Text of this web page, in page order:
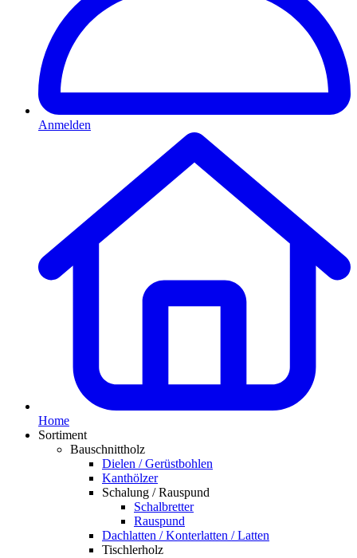
Anmelden
Home
Sortiment
Bauschnittholz
Dielen / Gerüstbohlen
Kanthölzer
Schalung / Rauspund
Schalbretter
Rauspund
Dachlatten / Konterlatten / Latten
Tischlerholz